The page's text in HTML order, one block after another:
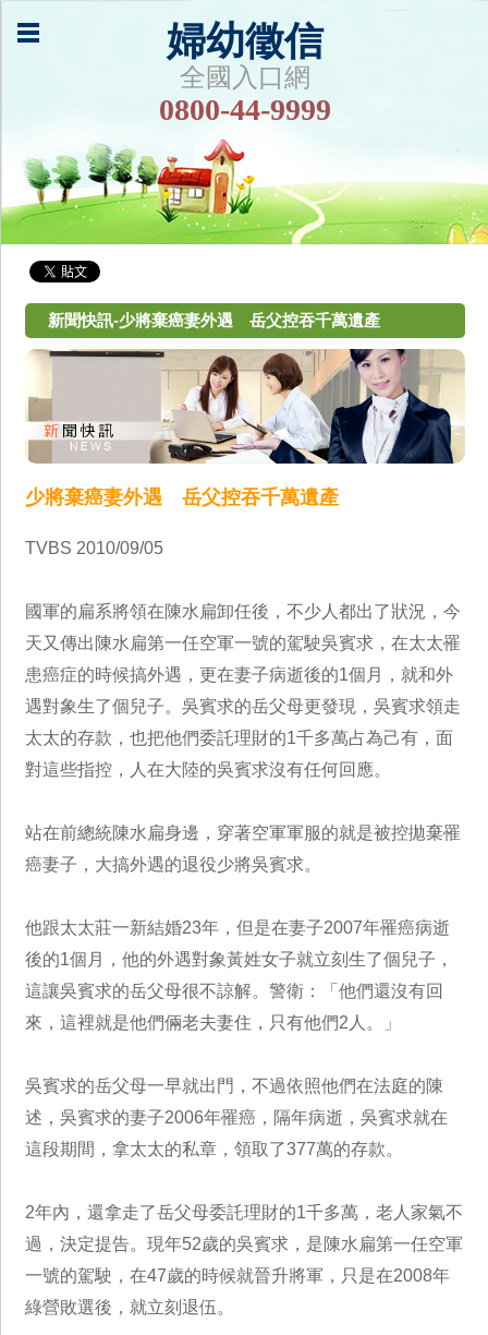
婦幼徵信
全國入口網
0800-44-9999
新聞快訊-少將棄癌妻外遇 岳父控吞千萬遺產
少將棄癌妻外遇 岳父控吞千萬遺產
TVBS 2010/09/05
國軍的扁系將領在陳水扁卸任後，不少人都出了狀況，今
天又傳出陳水扁第一任空軍一號的駕駛吳賓求，在太太罹
患癌症的時候搞外遇，更在妻子病逝後的1個月，就和外
遇對象生了個兒子。吳賓求的岳父母更發現，吳賓求領走
太太的存款，也把他們委託理財的1千多萬占為己有，面
對這些指控，人在大陸的吳賓求沒有任何回應。
站在前總統陳水扁身邊，穿著空軍軍服的就是被控拋棄罹
癌妻子，大搞外遇的退役少將吳賓求。
他跟太太莊一新結婚23年，但是在妻子2007年罹癌病逝
後的1個月，他的外遇對象黃姓女子就立刻生了個兒子，
這讓吳賓求的岳父母很不諒解。警衛：「他們還沒有回
來，這裡就是他們倆老夫妻住，只有他們2人。」
吳賓求的岳父母一早就出門，不過依照他們在法庭的陳
述，吳賓求的妻子2006年罹癌，隔年病逝，吳賓求就在
這段期間，拿太太的私章，領取了377萬的存款。
2年內，還拿走了岳父母委託理財的1千多萬，老人家氣不
過，決定提告。現年52歲的吳賓求，是陳水扁第一任空軍
一號的駕駛，在47歲的時候就晉升將軍，只是在2008年
綠營敗選後，就立刻退伍。